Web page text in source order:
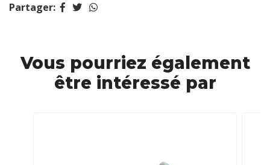
Partager:
Vous pourriez également
être intéressé par